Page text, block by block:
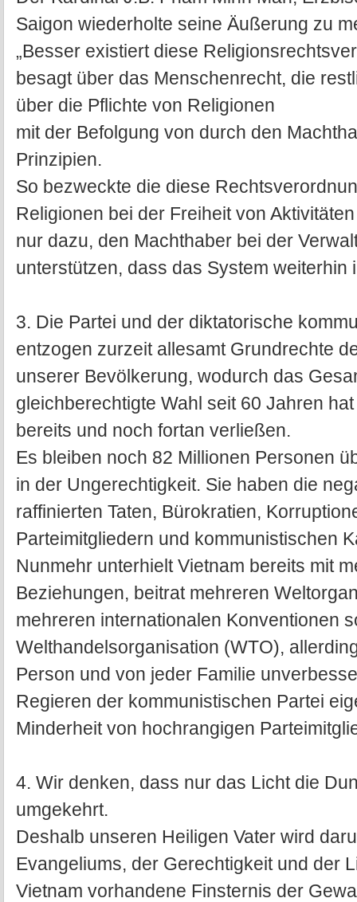
Saigon wiederholte seine Äußerung zu
„Besser existiert diese
besagt über das Menschenrecht, die
über die Pflichte von Religionen
mit der Befolgung von durch den
Prinzipien.
So bezweckte die diese
Religionen bei der Freiheit von
nur dazu, den Machthaber bei der
unterstützen, dass das System weiterhin
3. Die Partei und der diktatorische
entzogen zurzeit allesamt Grundrechte
unserer Bevölkerung, wodurch das
gleichberechtigte Wahl seit 60 Jahren
bereits und noch fortan verließen.
Es bleiben noch 82 Millionen Personen
in der Ungerechtigkeit. Sie haben die
raffinierten Taten, Bürokratien,
Parteimitgliedern und kommunistischen
Nunmehr unterhielt Vietnam bereits mit
Beziehungen, beitrat mehreren
mehreren internationalen Konventionen
Welthandelsorganisation (WTO),
Person und von jeder Familie
Regieren der kommunistischen Partei
Minderheit von hochrangigen
4. Wir denken, dass nur das Licht die
umgekehrt.
Deshalb unseren Heiligen Vater wird
Evangeliums, der Gerechtigkeit und der
Vietnam vorhandene Finsternis der